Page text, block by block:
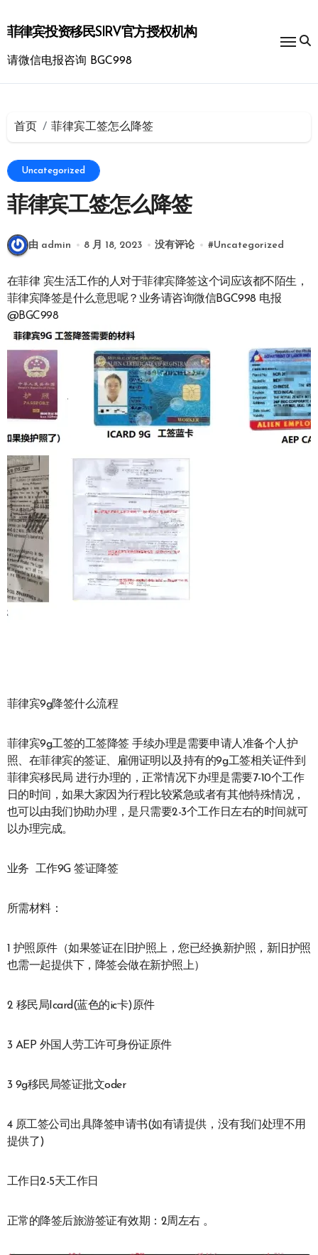
到
内
菲律宾投资移民SIRV官方授权机构
请微信电报咨询 BGC998
首页 菲律宾工签怎么降签
Uncategorized
菲律宾工签怎么降签
由 admin 8 月 18, 2023 没有评论 #Uncategorized
在菲律 宾生活工作的人对于菲律宾降签这个词应该都不陌生，
菲律宾降签是什么意思呢？业务请咨询微信BGC998 电报
@BGC998
菲律宾9g降签什么流程
菲律宾9g工签的工签降签 手续办理是需要申请人准备个人护
照、在菲律宾的签证、雇佣证明以及持有的9g工签相关证件到
菲律宾移民局 进行办理的，正常情况下办理是需要7-10个工作
日的时间，如果大家因为行程比较紧急或者有其他特殊情况，
也可以由我们协助办理，是只需要2-3个工作日左右的时间就可
以办理完成。
业务 工作9G 签证降签
所需材料：
1 护照原件（如果签证在旧护照上，您已经换新护照，新旧护照
也需一起提供下，降签会做在新护照上）
2 移民局Icard(蓝色的ic卡)原件
3 AEP 外国人劳工许可身份证原件
3 9g移民局签证批文oder
4 原工签公司出具降签申请书(如有请提供，没有我们处理不用
提供了)
工作日2-5天工作日
正常的降签后旅游签证有效期：2周左右 。